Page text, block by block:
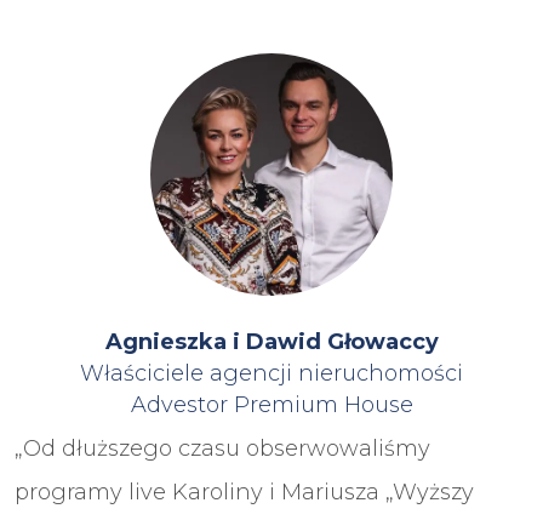
Agnieszka i Dawid Głowaccy
Właściciele agencji nieruchomości
Advestor Premium House
„Od dłuższego czasu obserwowaliśmy
programy live Karoliny i Mariusza „Wyższy